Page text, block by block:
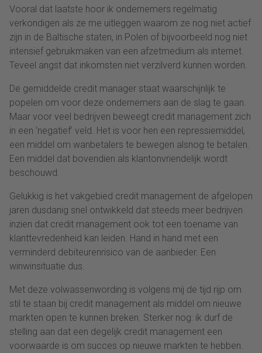
Vooral dat laatste hoor ik ondernemers regelmatig
verkondigen als ze me uitleggen waarom ze nog niet actief
zijn in de Baltische staten, in Polen of bijvoorbeeld nog niet
intensief gebruikmaken van een afzetmedium als internet.
Teveel angst dat inkomsten niet verzilverd kunnen worden.
De gemiddelde credit manager staat waarschijnlijk te
popelen om voor deze ondernemers aan de slag te gaan.
Maar voor veel bedrijven beweegt credit management zich
in een ‘negatief’ veld. Het is voor hen een repressiemiddel,
een middel om wanbetalers te bewegen alsnog te betalen.
Een middel dat bovendien als klantonvriendelijk wordt
beschouwd.
Gelukkig is het vakgebied credit management de afgelopen
jaren dusdanig snel ontwikkeld dat steeds meer bedrijven
inzien dat credit management ook tot een toename van
klanttevredenheid kan leiden. Hand in hand met een
verminderd debiteurenrisico van de aanbieder. Een
winwinsituatie dus.
Met deze volwassenwording is volgens mij de tijd rijp om
stil te staan bij credit management als middel om nieuwe
markten open te kunnen breken. Sterker nog: ik durf de
stelling aan dat een degelijk credit management een
voorwaarde is om succes op nieuwe markten te hebben.